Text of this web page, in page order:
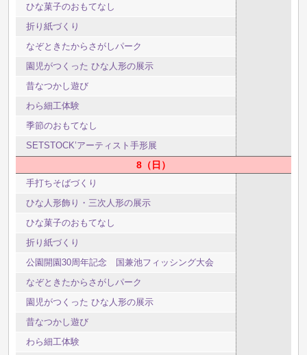
ひな菓子のおもてなし
折り紙づくり
なぞときたからさがしパーク
園児がつくった ひな人形の展示
昔なつかし遊び
わら細工体験
季節のおもてなし
SETSTOCK’アーティスト手形展
8 日
手打ちそばづくり
ひな人形飾り・三次人形の展示
ひな菓子のおもてなし
折り紙づくり
公園開園30周年記念 国兼池フィッシング大会
なぞときたからさがしパーク
園児がつくった ひな人形の展示
昔なつかし遊び
わら細工体験